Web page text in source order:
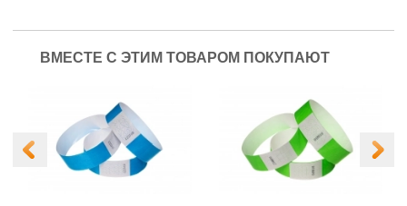
ВМЕСТЕ С ЭТИМ ТОВАРОМ ПОКУПАЮТ